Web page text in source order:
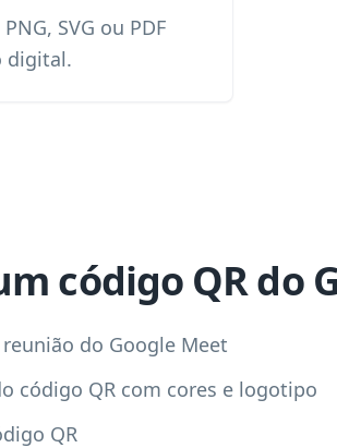
SVG ou PDF
digital.
código QR do
do Google Meet
código QR com cores e logotipo
QR